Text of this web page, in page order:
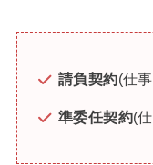
請負契約(仕
準委任契約(